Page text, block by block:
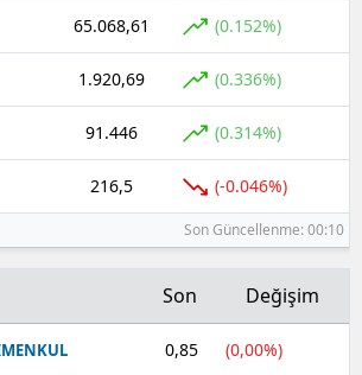
Aksaray
Bayburt
Karaman
Kırıkkale
Batman
Ardahan
65.068,61 (0.152%)
1.920,69 (0.336%)
91.446 (0.314%)
216,5 (-0.046%)
Son Güncellenme: 00:10
Son Değişim
0,85 (0,00%)